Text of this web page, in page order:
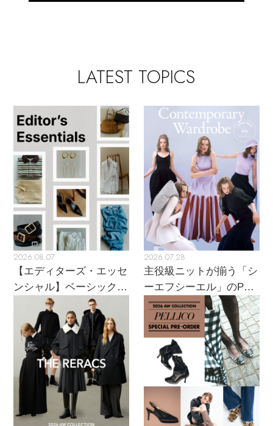
【CFCL】注目のPOP-UP
【レース】上品な透け感
【雨の日】急な雨対策グッズ
【限定】ここでしか買えないアイテム
【ペプラム】トレンドシルエット
『ELLE』最新号掲載
【ジュエリー】シルバーでクールに
カットソー・Tシャツ
ワンピース・チュニック
パンツ
スカート
ジャケット
ニット
コート
ルームウェア・パジャマ
サンダル
パンプス
スニーカー
フラットシューズ
レインシューズ
ブーツ
すべてのバッグ・財布
カゴバッグ
ショルダーバッグ
トートバッグ
ハンドバッグ
財布・小物
ボディバッグ・ウェストポーチ
クラッチバッグ
ボストンバッグ
ファッション小物
すべてのファッション小物
ストール・マフラー・ケープ
帽子・イヤーマフ
ヘアアクセサリー
スマートフォンケース・タブレットケース
アイウェア
ベルト
グローブ
アクセサリー
すべてのアクセサリー
ピアス・イヤリング
ネックレス
バングル・ブレスレット
リング
コサージュ・ブローチ
アンクレット
ランジェリー
すべてのランジェリー
ランジェリー
インナー
スポーツ
すべてのスポーツ
ウェア
シューズ
バッグ・小物
水着・スイムウェア
CONTENTS
特集一覧
NEW IN BRAND
エル・ショップについて
お知らせ
よくあるご質問
ログアウト
LATEST TOPICS
2026.08.07
【エディターズ・エッセ
ンシャル】ベーシックと
トレンドが交差する16の
2026.07.28
主役級ニットが揃う「シ
ーエフシーエル」のPOP
UPがスタート